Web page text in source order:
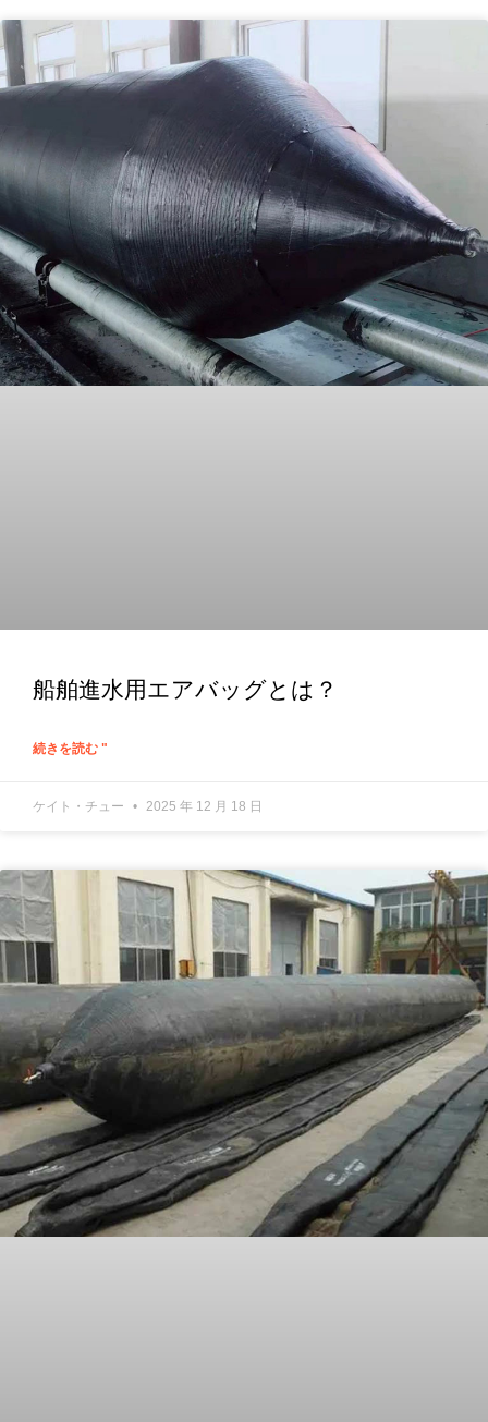
船舶進水用エアバッグとは？
続きを読む "
ケイト・チュー 2025 年 12 月 18 日